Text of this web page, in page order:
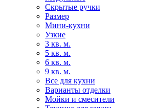
Скрытые ручки
Размер
Мини-кухни
Узкие
3 кв. м.
5 кв. м.
6 кв. м.
9 кв. м.
Все для кухни
Варианты отделки
Мойки и смесители